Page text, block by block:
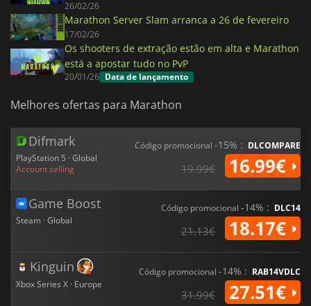
26/02/26
Marathon Server Slam arranca a 26 de fevereiro
17/02/26
Os shooters de extração estão em alta e Marathon
está a apostar tudo no PvP
20/01/26 Data de lançamento
Melhores ofertas para Marathon
Difmark
PlayStation 5 · Global
Account selling
Código promocional -15% : DLCOMPARE
19.99€ 16.99€
Game Boost
Steam · Global
Código promocional -14% : DLC14
21.13€ 18.17€
Kinguin
Xbox Series X · Europe
Código promocional -14% : RAB14VDLC
31.99€ 27.51€